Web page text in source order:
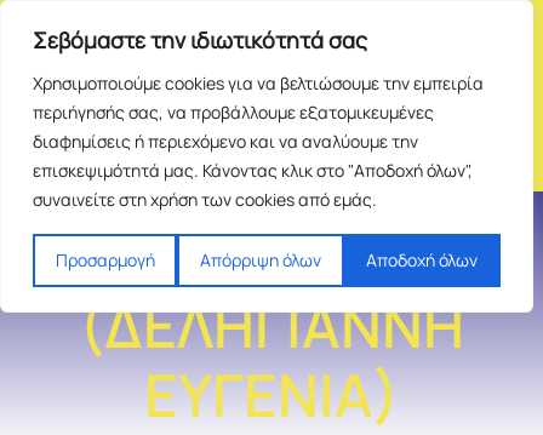
Σεβόμαστε την ιδιωτικότητά σας
Χρησιμοποιούμε cookies για να βελτιώσουμε την εμπειρία
περιήγησής σας, να προβάλλουμε εξατομικευμένες
διαφημίσεις ή περιεχόμενο και να αναλύουμε την
επισκεψιμότητά μας. Κάνοντας κλικ στο "Αποδοχή όλων",
συναινείτε στη χρήση των cookies από εμάς.
Προσαρμογή Απόρριψη όλων Αποδοχή όλων
ΑΝΘΟΤΟΠΟΣ
(ΔΕΛΗΓΙΑΝΝΗ
ΕΥΓΕΝΙΑ)